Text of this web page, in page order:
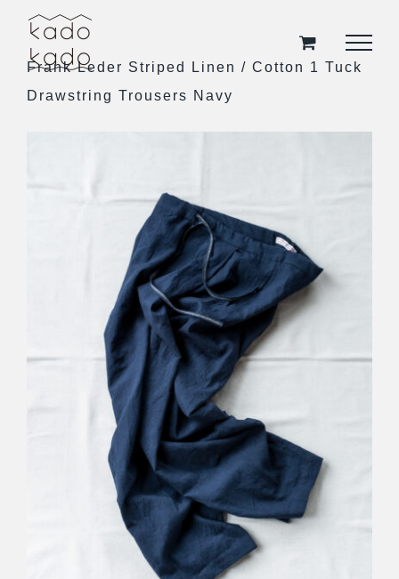
contentFrank Leder Striped Linen / Cotton 1 Tuck
Drawstring Trousers Navy